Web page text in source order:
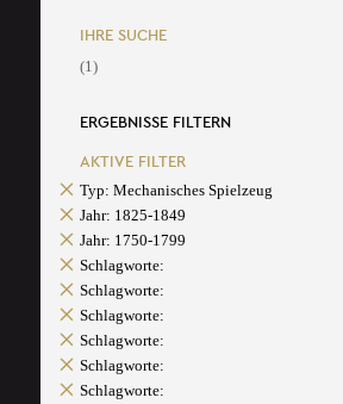
IHRE SUCHE
(1)
ERGEBNISSE FILTERN
AKTIVE FILTER
Typ: Mechanisches Spielzeug
Jahr: 1825-1849
Jahr: 1750-1799
Schlagworte:
Schlagworte:
Schlagworte:
Schlagworte:
Schlagworte:
Schlagworte: